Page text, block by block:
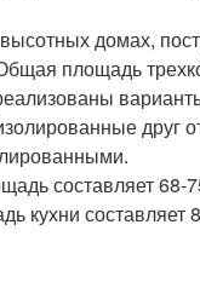
домах,
площадь
друг
составляет 68-
кухни